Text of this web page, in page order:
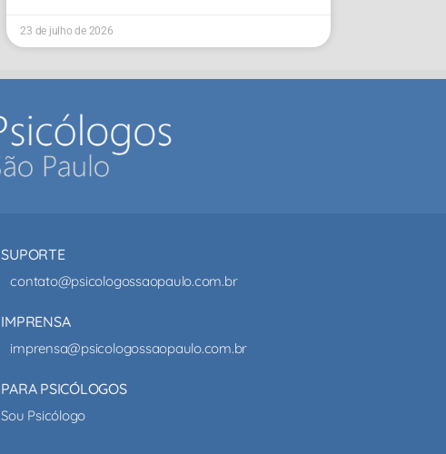
23 de julho de 2026
SUPORTE
contato@psicologossaopaulo.com.br
IMPRENSA
imprensa@psicologossaopaulo.com.br
PARA PSICÓLOGOS
Sou Psicólogo